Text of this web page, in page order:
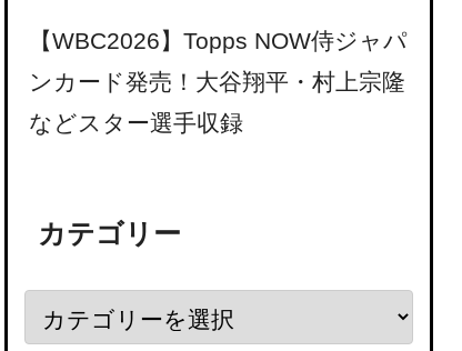
【WBC2026】Topps NOW侍ジャパ
ンカード発売！大谷翔平・村上宗隆
などスター選手収録
カテゴリー